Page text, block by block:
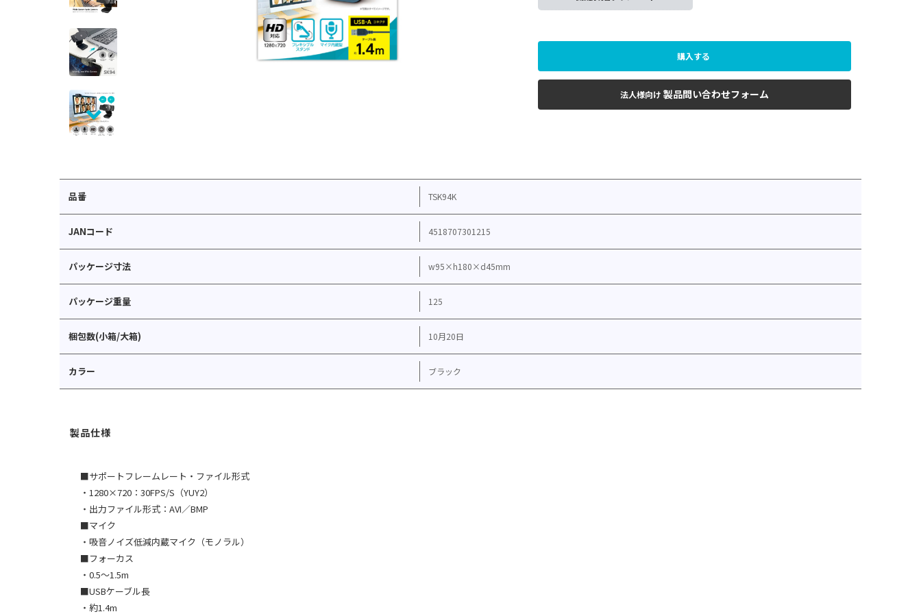
購入する
法人様向け 製品問い合わせフォーム
品番 TSK94K
JANコード 4518707301215
パッケージ寸法 w95×h180×d45mm
パッケージ重量 125
梱包数(小箱/大箱) 10月20日
カラー ブラック
■サポートフレームレート・ファイル形式
・1280×720：30FPS/S（YUY2）
・出力ファイル形式：AVI／BMP
■マイク
・吸音ノイズ低減内蔵マイク（モノラル）
■フォーカス
・0.5〜1.5m
■USBケーブル長
・約1.4m